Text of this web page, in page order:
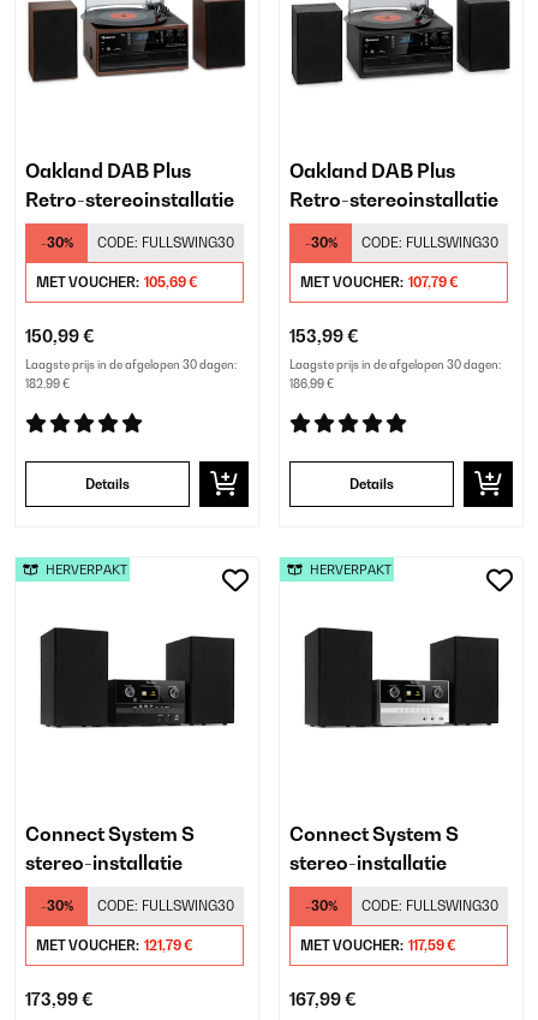
Oakland DAB Plus
Retro-stereoinstallatie
-30% CODE: FULLSWING30
MET VOUCHER: 105,69 €
150,99 €
Laagste prijs in de afgelopen 30 dagen:
182,99 €
Details
Oakland DAB Plus
Retro-stereoinstallatie
-30% CODE: FULLSWING30
MET VOUCHER: 107,79 €
153,99 €
Laagste prijs in de afgelopen 30 dagen:
186,99 €
Details
Connect System S
stereo-installatie
-30% CODE: FULLSWING30
MET VOUCHER: 121,79 €
173,99 €
HERVERPAKT
Connect System S
stereo-installatie
-30% CODE: FULLSWING30
MET VOUCHER: 117,59 €
167,99 €
HERVERPAKT